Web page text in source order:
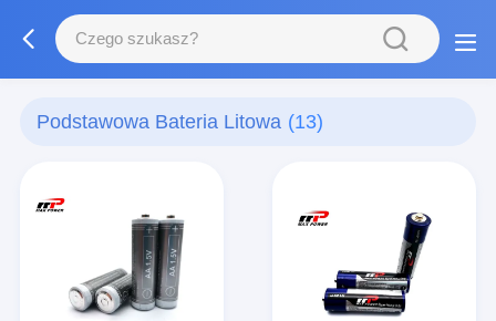
Podstawowa Bateria Litowa (13)